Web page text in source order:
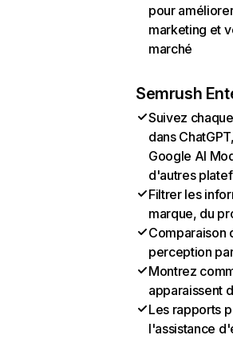
pour
marketing et
marché
Semrush
Suivez
dans
Google AI
d'autres
Filtrer les
marque, du
Comparaison
perception
Montrez
apparaissent
Les rapports
l'assistance